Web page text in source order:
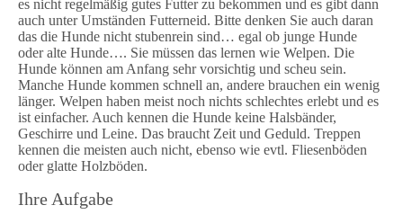
es nicht regelmäßig gutes Futter zu bekommen und es gibt dann
auch unter Umständen Futterneid. Bitte denken Sie auch daran
das die Hunde nicht stubenrein sind… egal ob junge Hunde
oder alte Hunde…. Sie müssen das lernen wie Welpen. Die
Hunde können am Anfang sehr vorsichtig und scheu sein.
Manche Hunde kommen schnell an, andere brauchen ein wenig
länger. Welpen haben meist noch nichts schlechtes erlebt und es
ist einfacher. Auch kennen die Hunde keine Halsbänder,
Geschirre und Leine. Das braucht Zeit und Geduld. Treppen
kennen die meisten auch nicht, ebenso wie evtl. Fliesenböden
oder glatte Holzböden.
Ihre Aufgabe